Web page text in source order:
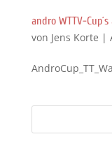
andro WTTV-
von Jens Korte |